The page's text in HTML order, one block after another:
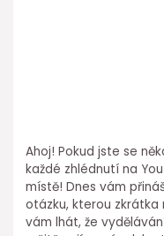
Ahoj! Pokud jste se
každé zhlédnutí na
místě! Dnes vám
otázku, kterou
vám lhát, že